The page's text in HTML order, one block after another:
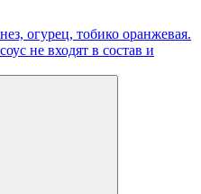
огурец, тобико оранжевая.
не входят в состав и